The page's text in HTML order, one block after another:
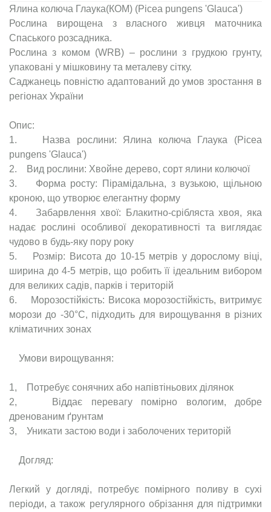
Ялина колюча Глаука(КОМ) (Picea pungens 'Glauca')
Рослина вирощена з власного живця маточника
Спаського розсадника.
Рослина з комом (WRB) – рослини з грудкою грунту,
упаковані у мішковину та металеву сітку.
Саджанець повністю адаптований до умов зростання в
регіонах України
Опис:
1. Назва рослини: Ялина колюча Глаука (Picea
pungens 'Glauca')
2. Вид рослини: Хвойне дерево, сорт ялини колючої
3. Форма росту: Пірамідальна, з вузькою, щільною
кроною, що утворює елегантну форму
4. Забарвлення хвої: Блакитно-срібляста хвоя, яка
надає рослині особливої декоративності та виглядає
чудово в будь-яку пору року
5. Розмір: Висота до 10-15 метрів у дорослому віці,
ширина до 4-5 метрів, що робить її ідеальним вибором
для великих садів, парків і територій
6. Морозостійкість: Висока морозостійкість, витримує
морози до -30°C, підходить для вирощування в різних
кліматичних зонах
Умови вирощування:
1, Потребує сонячних або напівтіньових ділянок
2, Віддає перевагу помірно вологим, добре
дренованим ґрунтам
3, Уникати застою води і заболочених територій
Догляд:
Легкий у догляді, потребує помірного поливу в сухі
періоди, а також регулярного обрізання для підтримки